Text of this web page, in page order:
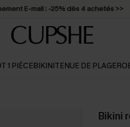
E-mail : -25% dès 4 achetés >>
1 PIÈCEBIKINITENUE DE PLAGE
Bikini